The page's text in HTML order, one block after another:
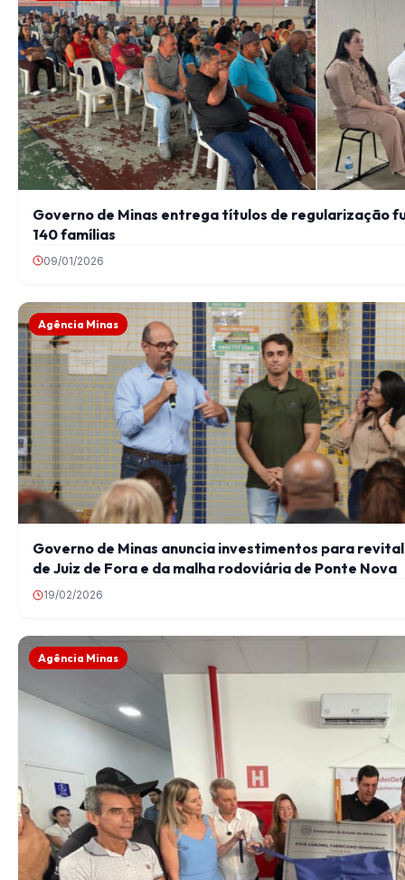
Governo de Minas entrega títulos de regularização
140 famílias
09/01/2026
Agência Minas
Governo de Minas anuncia investimentos para
de Juiz de Fora e da malha rodoviária de Ponte Nova
19/02/2026
Agência Minas